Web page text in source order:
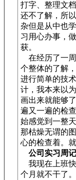
打字、整理文
还不了解，所
杂但是从中也
习用心办事，
获。
在经历了一周
个整体的了解
进行简单的技
计，我本来以
画出来就能够
遍又一遍的检
始感觉到一整
那枯燥无谓的
心的检查着。
公司实习周
我现在上班快
个月就不干了